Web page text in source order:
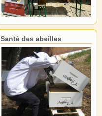
Santé des abeilles